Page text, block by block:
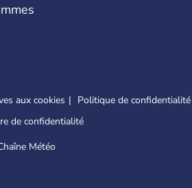
aux cookies Politique de confidentialité
de confidentialité
Météo